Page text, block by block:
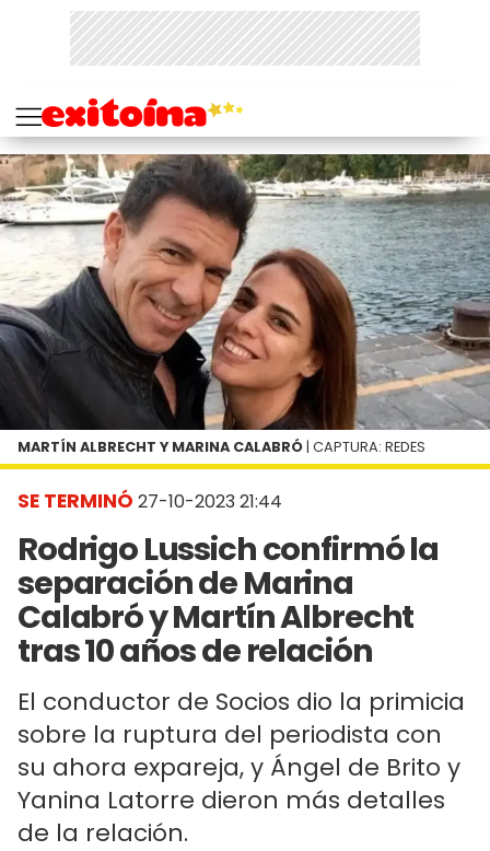
SE TERMINÓ 27-10-2023 21:44
Rodrigo Lussich confirmó la
separación de Marina
Calabró y Martín Albrecht
tras 10 años de relación
El conductor de Socios dio la primicia
sobre la ruptura del periodista con
su ahora expareja, y Ángel de Brito y
Yanina Latorre dieron más detalles
de la relación.
MARTÍN ALBRECHT Y MARINA CALABRÓ | CAPTURA: REDES